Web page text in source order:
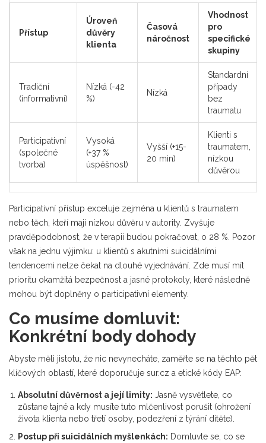
Přístup
Úroveň
důvěry
klienta
Časová
náročnost
Vhodnost
pro
specifické
skupiny
Tradiční
(informativní)
Nízká (-42
%)
Nízká
Standardní
případy
bez
traumatu
Participativní
(společné
tvorba)
Vysoká
(+37 %
úspěšnost)
Vyšší (+15-
20 min)
Klienti s
traumatem,
nízkou
důvěrou
Participativní přístup exceluje zejména u klientů s traumatem
nebo těch, kteří mají nízkou důvěru v autority. Zvyšuje
pravděpodobnost, že v terapii budou pokračovat, o 28 %. Pozor
však na jednu výjimku: u klientů s akutními suicidálními
tendencemi nelze čekat na dlouhé vyjednávání. Zde musí mít
prioritu okamžitá bezpečnost a jasné protokoly, které následně
mohou být doplněny o participativní elementy.
Co musíme domluvit:
Konkrétní body dohody
Abyste měli jistotu, že nic nevynecháte, zaměřte se na těchto pět
klíčových oblastí, které doporučuje sur.cz a etické kódy EAP:
Absolutní důvěrnost a její limity: Jasně vysvětlete, co
zůstane tajné a kdy musíte tuto mlčenlivost porušit (ohrožení
života klienta nebo třetí osoby, podezření z týrání dítěte).
Postup při suicidálních myšlenkách: Domluvte se, co se